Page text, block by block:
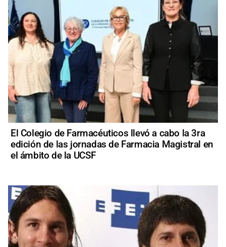
El Colegio de Farmacéuticos llevó a cabo la 3ra
edición de las jornadas de Farmacia Magistral en
el ámbito de la UCSF